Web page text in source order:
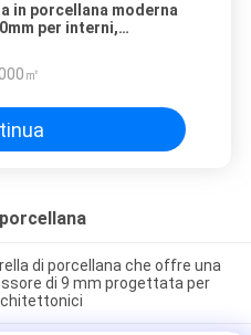
in porcellana moderna
per interni,
una bellezza duratura
manutenzione
㎡
di porcellana che offre una
di 9 mm progettata per